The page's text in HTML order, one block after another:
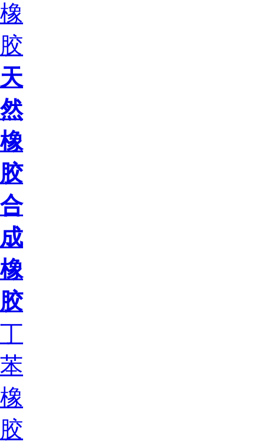
橡
胶
天
然
橡
胶
合
成
橡
胶
丁
苯
橡
胶